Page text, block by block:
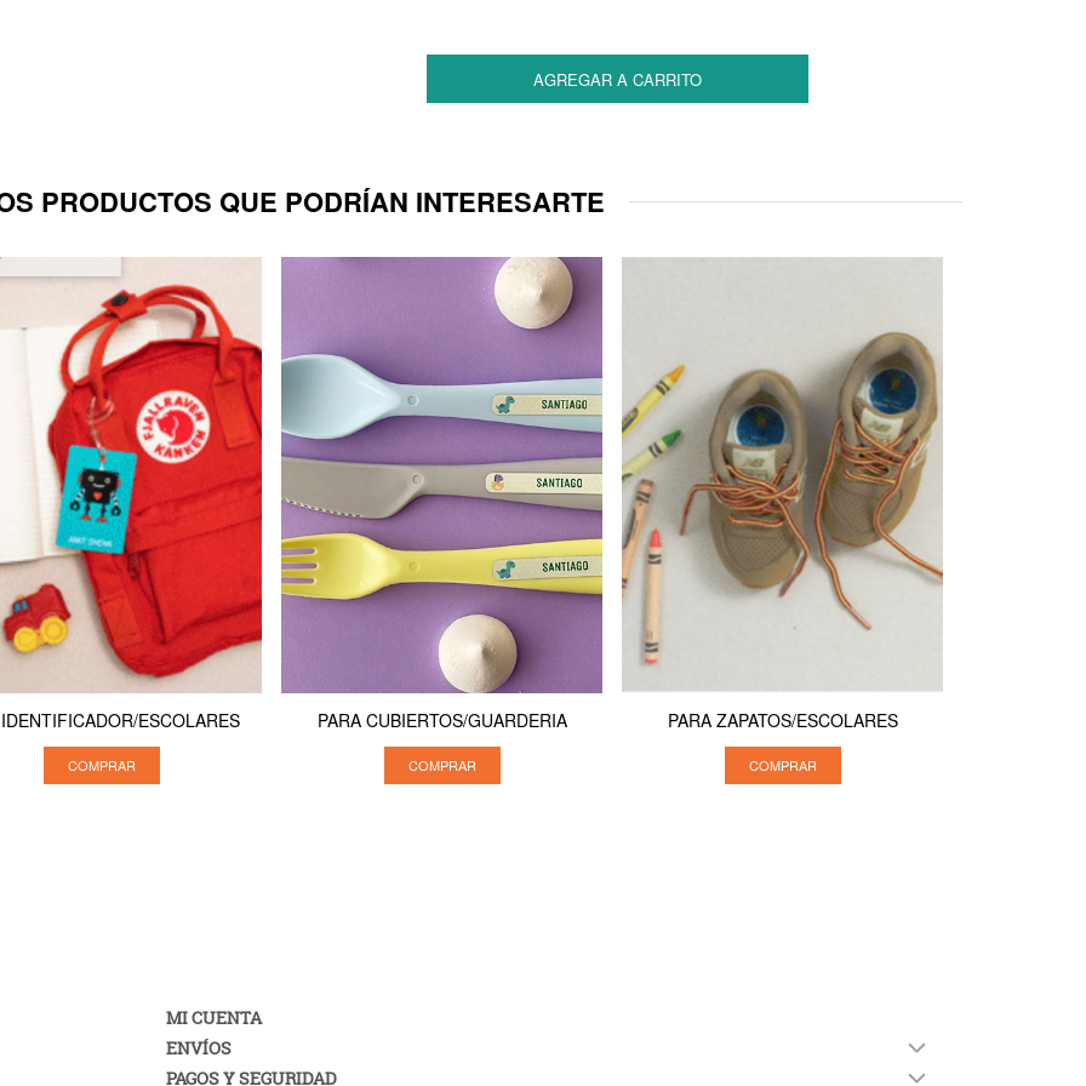
AGREGAR A CARRITO
PRODUCTOS QUE PODRÍAN INTERESARTE
ESCOLARES
COMPRAR
PARA CUBIERTOS/GUARDERIA
COMPRAR
PARA ZAPATOS/ESCOLARES
COMPRAR
MI CUENTA
ENVÍOS
PAGOS Y SEGURIDAD